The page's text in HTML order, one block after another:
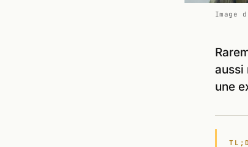
Image
aussi
une